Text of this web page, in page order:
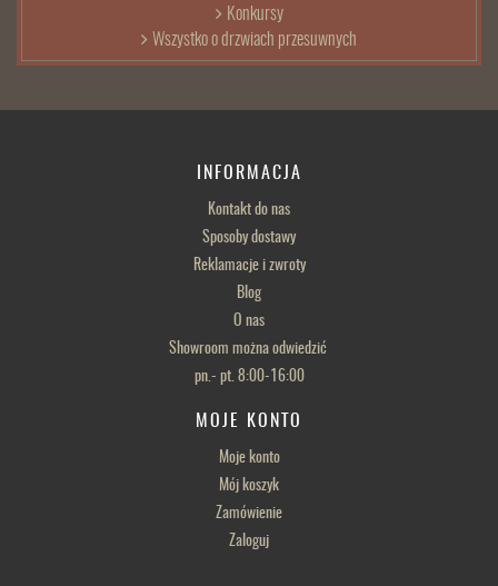
Konkursy
Wszystko o drzwiach przesuwnych
INFORMACJA
Kontakt do nas
Sposoby dostawy
Reklamacje i zwroty
Blog
O nas
Showroom można odwiedzić
pn.- pt. 8:00-16:00
MOJE KONTO
Moje konto
Mój koszyk
Zamówienie
Zaloguj